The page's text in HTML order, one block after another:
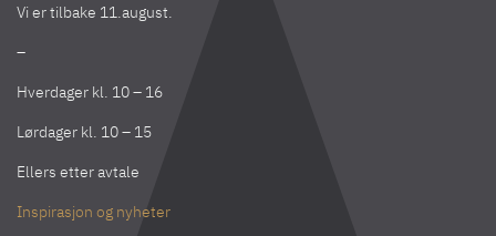
Vi er tilbake 11.august.
–
Hverdager kl. 10 – 16
Lørdager kl. 10 – 15
Ellers etter avtale
Inspirasjon og nyheter